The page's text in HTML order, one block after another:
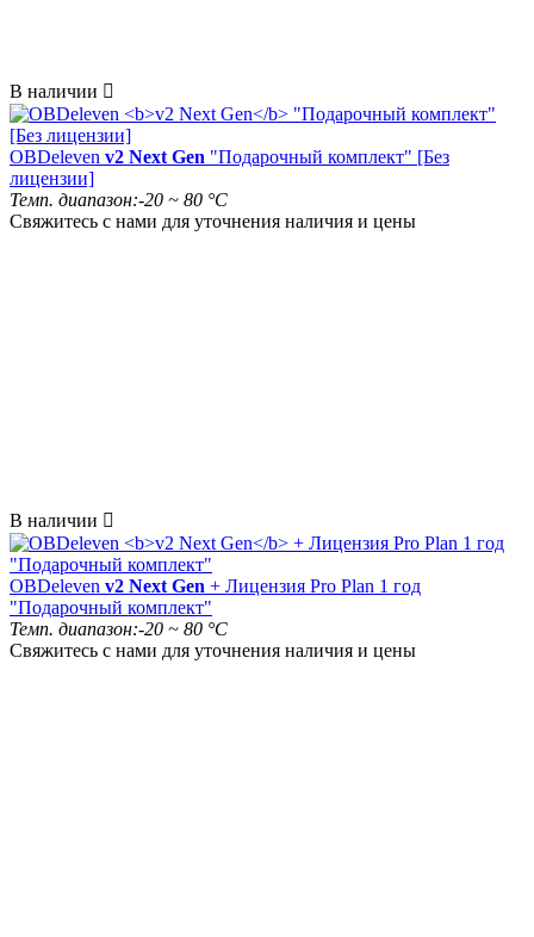
В наличии 
OBDeleven v2 Next Gen "Подарочный комплект" [Без
лицензии]
Темп. диапазон:-20 ~ 80 °C
Свяжитесь с нами для уточнения наличия и цены
В наличии 
OBDeleven v2 Next Gen + Лицензия Pro Plan 1 год
"Подарочный комплект"
Темп. диапазон:-20 ~ 80 °C
Свяжитесь с нами для уточнения наличия и цены